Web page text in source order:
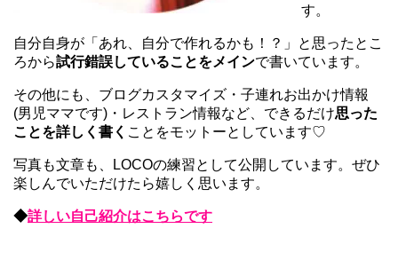
す。
自分自身が「あれ、自分で作れるかも！？」と思ったとこ
ろから試行錯誤していることをメインで書いています。
その他にも、ブログカスタマイズ・子連れお出かけ情報
(男児ママです)・レストラン情報など、できるだけ思った
ことを詳しく書く ことをモットーとしています♡
写真も文章も、LOCOの練習として公開しています。ぜひ
楽しんでいただけたら嬉しく思います。
◆詳しい自己紹介はこちらです